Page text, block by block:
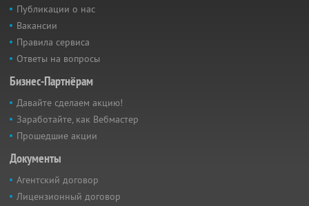
Публикации о нас
Вакансии
Правила сервиса
Ответы на вопросы
Бизнес-Партнёрам
Давайте сделаем акцию!
Заработайте, как Вебмастер
Прошедшие акции
Документы
Агентский договор
Лицензионный договор